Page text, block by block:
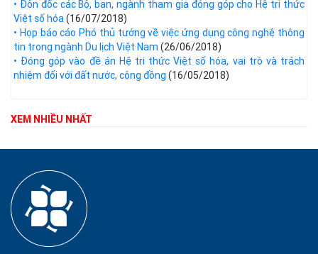
• Đôn đốc các Bộ, ban, ngành tham gia đóng góp cho Hệ tri thức
Việt số hóa(16/07/2018)
• Họp báo cáo Phó thủ tướng về việc ứng dụng công nghệ thông
tin trong ngành Du lịch Việt Nam (26/06/2018)
• Đóng góp vào đề án Hệ tri thức Việt số hóa, vai trò và trách
nhiệm đối với đất nước, cộng đồng (16/05/2018)
XEM NHIỀU NHẤT